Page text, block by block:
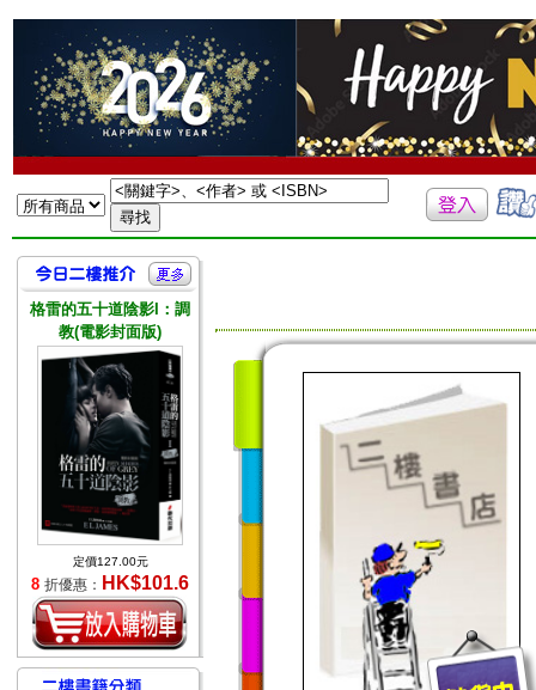
格雷的五十道陰影I：調
教(電影封面版)
定價127.00元
8 折優惠： HK$101.6